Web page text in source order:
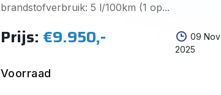
brandstofverbruik: 5 l/100km (1 op...
Prijs: €9.950,-
09 Nov
2025
Voorraad